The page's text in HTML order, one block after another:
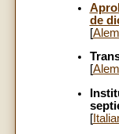
de
[
[
[